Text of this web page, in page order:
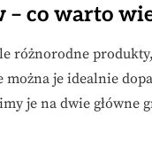
– co warto
różnorodne
je idealnie
je na dwie główne